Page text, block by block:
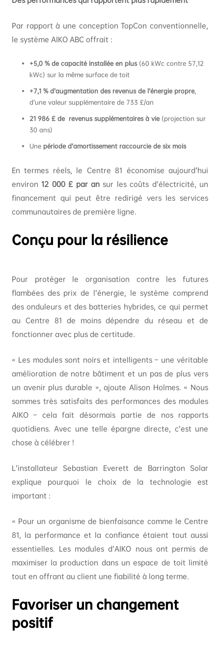
Par rapport à une conception TopCon conventionnelle,
le système AIKO ABC offrait :
+5,0 % de capacité installée en plus(60 kWc contre 57,12
kWc) sur la même surface de toit
+7,1 % d’augmentation des revenus de l’énergie propre,
d’une valeur supplémentaire de 733 £/an
21 986 £ de revenus supplémentaires à vie(projection sur
30 ans)
Une période d’amortissement raccourcie de six mois
En termes réels, le Centre 81 économise aujourd’hui
environ12 000 £ par an sur les coûts d’électricité, un
financement qui peut être redirigé vers les services
communautaires de première ligne.
Conçu pour la résilience
Pour protéger le organisation contre les futures
flambées des prix de l’énergie, le système comprend
des onduleurs et des batteries hybrides, ce qui permet
au Centre 81 de moins dépendre du réseau et de
fonctionner avec plus de certitude.
« Les modules sont noirs et intelligents – une véritable
amélioration de notre bâtiment et un pas de plus vers
un avenir plus durable », ajoute Alison Holmes. « Nous
sommes très satisfaits des performances des modules
AIKO – cela fait désormais partie de nos rapports
quotidiens. Avec une telle épargne directe, c’est une
chose à célébrer !
L’installateur Sebastian Everett de Barrington Solar
explique pourquoi le choix de la technologie est
important :
« Pour un organisme de bienfaisance comme le Centre
81, la performance et la confiance étaient tout aussi
essentielles. Les modules d’AIKO nous ont permis de
maximiser la production dans un espace de toit limité
tout en offrant au client une fiabilité à long terme.
Favoriser un changement
positif